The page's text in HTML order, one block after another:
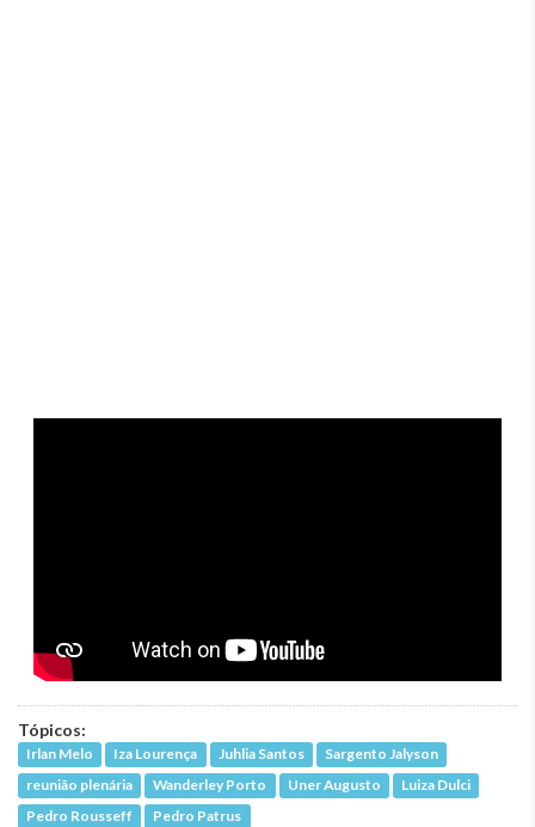
Tópicos:
Irlan Melo Iza Lourença Juhlia Santos
Sargento Jalyson
reunião plenária
Wanderley Porto Uner Augusto
Luiza Dulci
Pedro Rousseff
Pedro Patrus